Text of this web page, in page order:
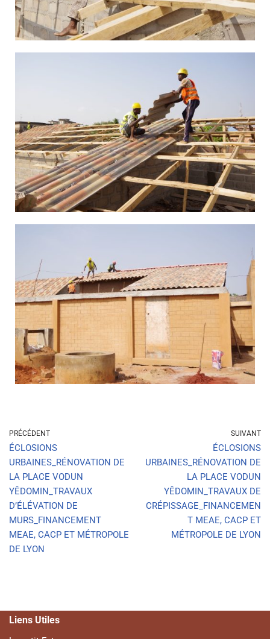
PRÉCÉDENT
ÉCLOSIONS
URBAINES_RÉNOVATION DE
LA PLACE VODUN
YÊDOMIN_TRAVAUX
D’ÉLÉVATION DE
MURS_FINANCEMENT
MEAE, CACP ET MÉTROPOLE
DE LYON
SUIVANT
ÉCLOSIONS
URBAINES_RÉNOVATION DE
LA PLACE VODUN
YÊDOMIN_TRAVAUX DE
CRÉPISSAGE_FINANCEMEN
T MEAE, CACP ET
MÉTROPOLE DE LYON
Liens Utiles